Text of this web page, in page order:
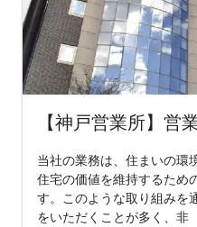
【神戸営業所】営
当社の業務は、住まいの環
住宅の価値を維持するため
す。このような取り組みを
をいただくことが多く、非